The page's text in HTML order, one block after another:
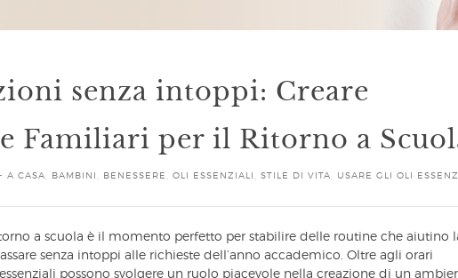
senza intoppi: Creare
Familiari per il Ritorno a
A CASA BAMBINI BENESSERE OLI ESSENZIALI STILE DI VITA USARE GLI OLI
a scuola è il momento perfetto per stabilire delle routine che aiutino
senza intoppi alle richieste dell’anno accademico. Oltre agli orari
possono svolgere un ruolo piacevole nella creazione di un